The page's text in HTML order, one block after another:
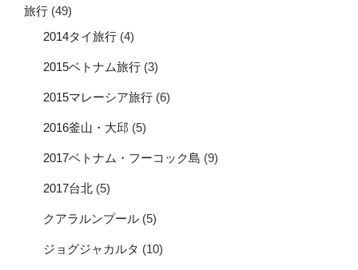
旅行 (49)
2014タイ旅行 (4)
2015ベトナム旅行 (3)
2015マレーシア旅行 (6)
2016釜山・大邱 (5)
2017ベトナム・フーコック島 (9)
2017台北 (5)
クアラルンプール (5)
ジョグジャカルタ (10)